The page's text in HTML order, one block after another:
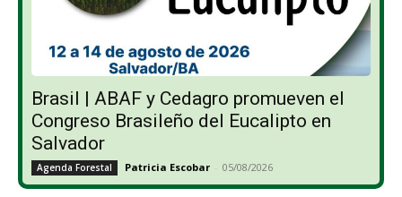
Brasil | ABAF y Cedagro promueven el
Congreso Brasileño del Eucalipto en
Salvador
Agenda Forestal Patricia Escobar - 05/08/2026